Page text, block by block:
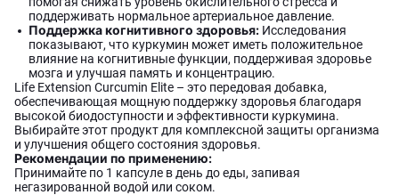
поддерживать нормальное артериальное давление.
Поддержка когнитивного здоровья: Исследования
показывают, что куркумин может иметь положительное
влияние на когнитивные функции, поддерживая здоровье
мозга и улучшая память и концентрацию.
Life Extension Curcumin Elite – это передовая добавка,
обеспечивающая мощную поддержку здоровья благодаря
высокой биодоступности и эффективности куркумина.
Выбирайте этот продукт для комплексной защиты организма
и улучшения общего состояния здоровья.
Рекомендации по применению:
Принимайте по 1 капсуле в день до еды, запивая
негазированной водой или соком.